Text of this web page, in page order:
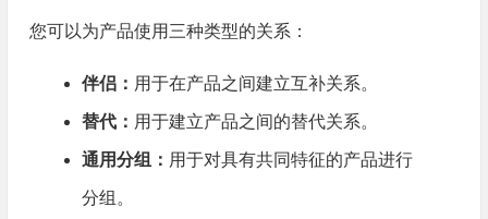
您可以为产品使用三种类型的关系：
伴侣： 用于在产品之间建立互补关系。
替代： 用于建立产品之间的替代关系。
通用分组： 用于对具有共同特征的产品进行
分组。